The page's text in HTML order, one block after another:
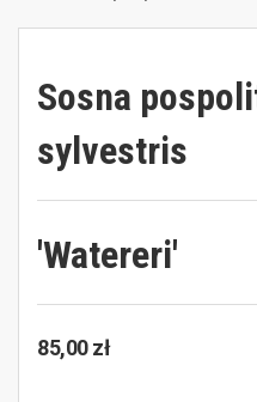
Sosna
sylvestris
'Watereri'
85,00 zł